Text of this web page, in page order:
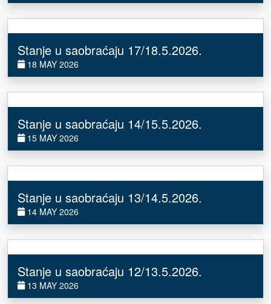
Stanje u saobraćaju 17/18.5.2026.
18 MAY 2026
Stanje u saobraćaju 14/15.5.2026.
15 MAY 2026
Stanje u saobraćaju 13/14.5.2026.
14 MAY 2026
Stanje u saobraćaju 12/13.5.2026.
13 MAY 2026